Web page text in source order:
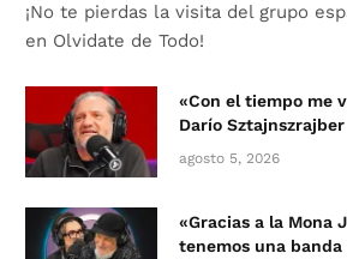
¡No te pierdas la visita del grupo
en Olvidate de Todo!
«Con el tiempo me
Darío Sztajnszrajber
agosto 5, 2026
«Gracias a la Mona
tenemos una banda